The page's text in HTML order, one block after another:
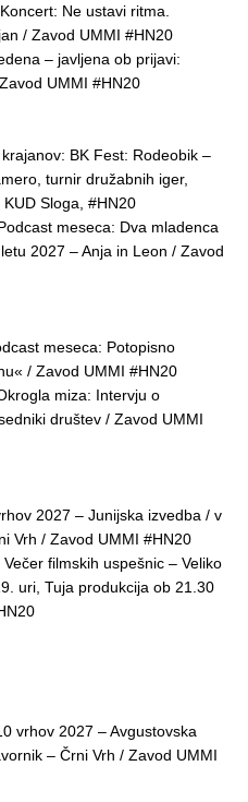
Ne ustavi ritma.
/ Zavod UMMI #HN20
– javljena ob prijavi:
UMMI #HN20
BK Fest: Rodeobik –
turnir družabnih iger,
Sloga, #HN20
meseca: Dva mladenca
2027 – Anja in Leon / Zavod
meseca: Potopisno
/ Zavod UMMI #HN20
miza: Intervju o
društev / Zavod UMMI
2027 – Junijska izvedba / v
Vrh / Zavod UMMI #HN20
filmskih uspešnic – Veliko
uri, Tuja produkcija ob 21.30
vrhov 2027 – Avgustovska
– Črni Vrh / Zavod UMMI